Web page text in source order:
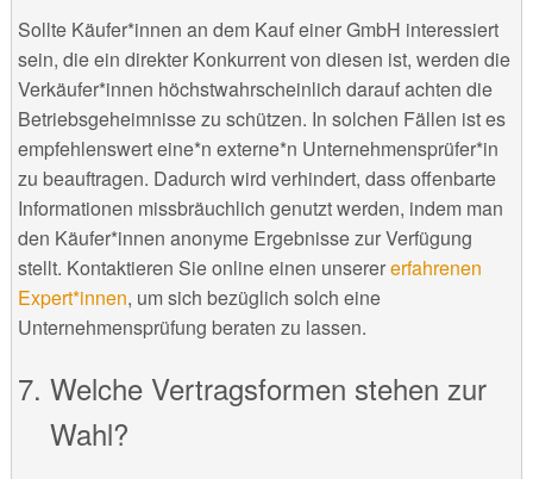
Sollte Käufer*innen an dem Kauf einer GmbH interessiert
sein, die ein direkter Konkurrent von diesen ist, werden die
Verkäufer*innen höchstwahrscheinlich darauf achten die
Betriebsgeheimnisse zu schützen. In solchen Fällen ist es
empfehlenswert eine*n externe*n Unternehmensprüfer*in
zu beauftragen. Dadurch wird verhindert, dass offenbarte
Informationen missbräuchlich genutzt werden, indem man
den Käufer*innen anonyme Ergebnisse zur Verfügung
stellt. Kontaktieren Sie online einen unserererfahrenen
Expert*innen, um sich bezüglich solch eine
Unternehmensprüfung beraten zu lassen.
Welche Vertragsformen stehen zur
Wahl?